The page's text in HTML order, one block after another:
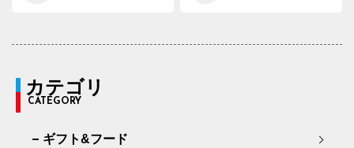
カテゴリ
CATEGORY
ギフト&フード